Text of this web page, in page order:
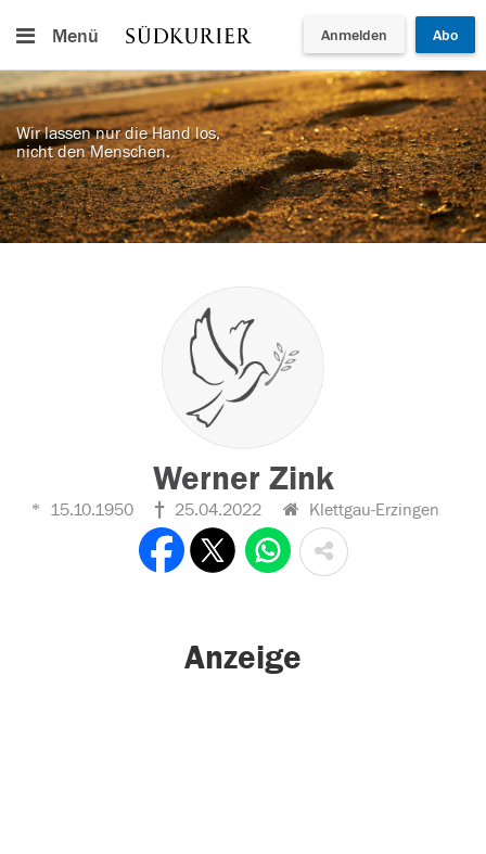
Menü Anmelden Abo
Wir lassen nur die Hand los,
nicht den Menschen.
Werner Zink
15.10.1950 25.04.2022 Klettgau-Erzingen
Anzeige